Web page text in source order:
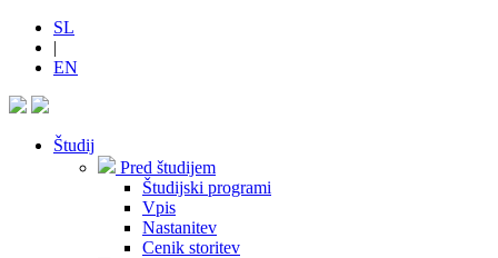
SL
|
EN
Študij
Pred študijem
Študijski programi
Vpis
Nastanitev
Cenik storitev